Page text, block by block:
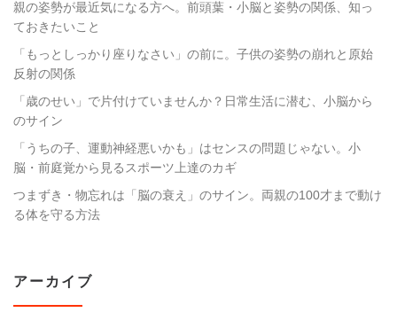
親の姿勢が最近気になる方へ。前頭葉・小脳と姿勢の関係、知っ
ておきたいこと
「もっとしっかり座りなさい」の前に。子供の姿勢の崩れと原始
反射の関係
「歳のせい」で片付けていませんか？日常生活に潜む、小脳から
のサイン
「うちの子、運動神経悪いかも」はセンスの問題じゃない。小
脳・前庭覚から見るスポーツ上達のカギ
つまずき・物忘れは「脳の衰え」のサイン。両親の100才まで動け
る体を守る方法
アーカイブ